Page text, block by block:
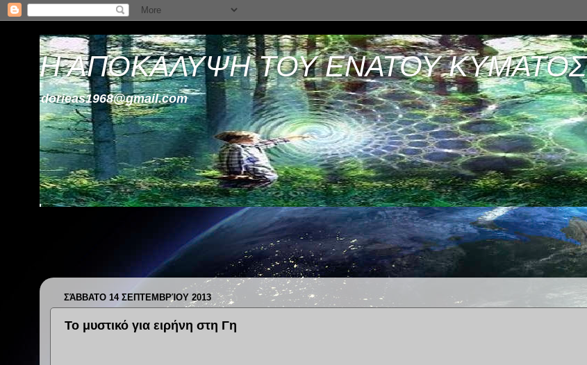
Η ΑΠΟΚΑΛΥΨΗ ΤΟΥ ΕΝΑΤΟΥ ΚΥΜΑΤΟΣ
dorieas1968@gmail.com
ΣΆΒΒΑΤΟ 14 ΣΕΠΤΕΜΒΡΊΟΥ 2013
Το μυστικό για ειρήνη στη Γη